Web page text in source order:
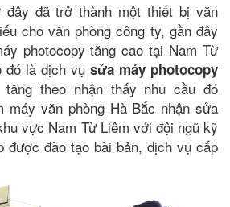
đây đã trở thành một thiết bị văn
cho văn phòng công ty, gần đây
photocopy tăng cao tại Nam Từ
đó là dịch vụ sửa máy photocopy
tăng theo nhận thấy nhu cầu đó
máy văn phòng Hà Bắc nhận sửa
vực Nam Từ Liêm với đội ngũ kỹ
được đào tạo bài bản, dịch vụ cấp